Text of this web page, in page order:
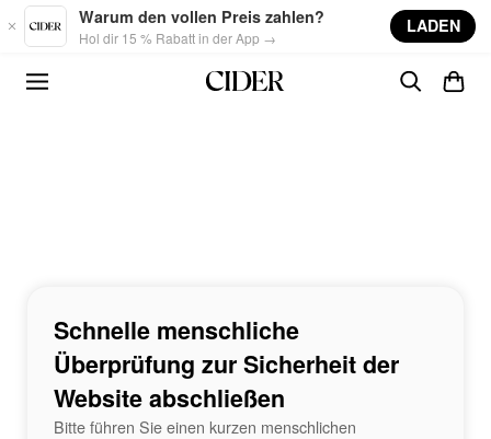
Skip to main content
Warum den vollen Preis zahlen?
Hol dir 15 % Rabatt in der App →
LADEN
Schnelle menschliche
Überprüfung zur Sicherheit der
Website abschließen
Bitte führen Sie einen kurzen menschlichen